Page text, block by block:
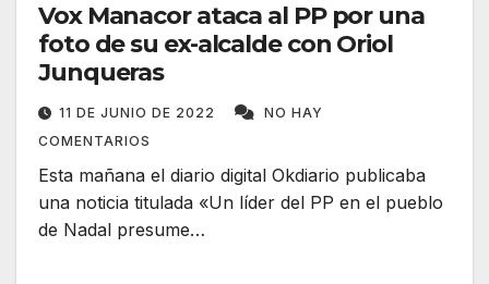
Vox Manacor ataca al PP por una
foto de su ex-alcalde con Oriol
Junqueras
11 DE JUNIO DE 2022
NO HAY
COMENTARIOS
Esta mañana el diario digital Okdiario publicaba
una noticia titulada «Un líder del PP en el pueblo
de Nadal presume…